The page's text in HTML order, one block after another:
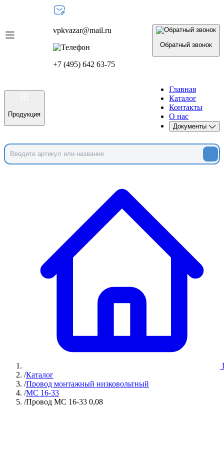
vpkvazar@mail.ru
+7 (495) 642 63-75
Обратный звонок
Продукция
Главная
Каталог
Контакты
О нас
Документы
/Каталог
/Провод монтажный низковольтный
/МС 16-33
/Провод МС 16-33 0,08